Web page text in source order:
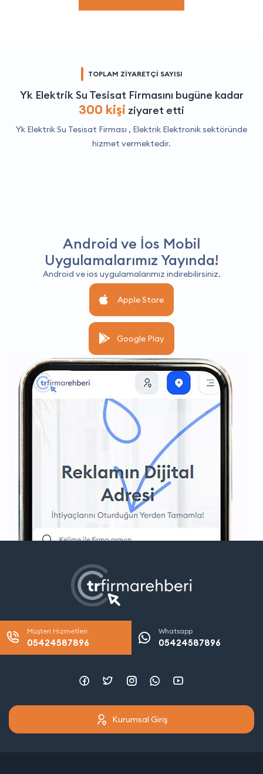
TOPLAM ZİYARETÇİ SAYISI
Yk Elektrik Su Tesisat Firmasını bugüne kadar
300 kişi ziyaret etti
Yk Elektrik Su Tesisat Firması , Elektrik Elektroniksektöründe
hizmet vermektedir.
Android ve İos Mobil
Uygulamalarımız Yayında!
Android ve ios uygulamalarımız indirebilirsiniz.
Apple Store
Google Play
Müşteri Hizmetleri
05424587896
Whatsapp
05424587896
Kurumsal Giriş